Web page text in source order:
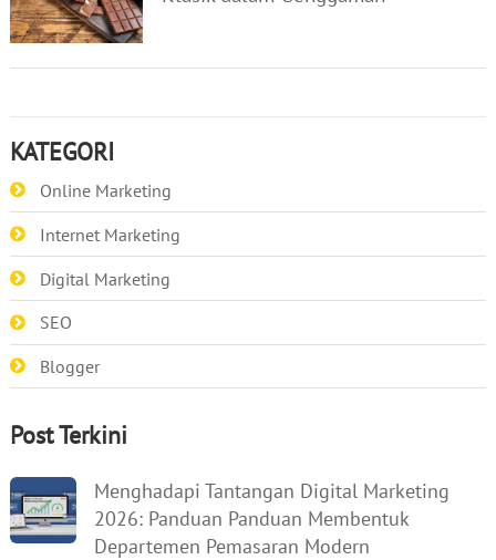
KATEGORI
Online Marketing
Internet Marketing
Digital Marketing
SEO
Blogger
Post Terkini
Menghadapi Tantangan Digital Marketing
2026: Panduan Panduan Membentuk
Departemen Pemasaran Modern